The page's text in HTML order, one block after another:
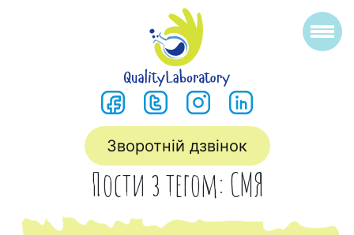
Зворотній дзвінок
Пости з тегом: СМЯ